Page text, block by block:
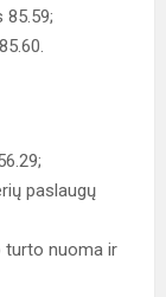
paslaugų
turto nuoma ir